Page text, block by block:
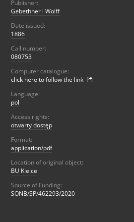
Publisher:
Gebethner i Wolff
Date issued:
1886
Call number:
080753
Computer catalogue:
click here to follow the link
Language:
pol
Access rights:
otwarty dostęp
Format:
application/pdf
Location of original object:
BU Kielce
Source of Funding:
SONB/SP/462293/2020